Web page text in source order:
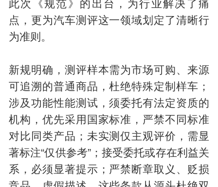
此次《规范》的出台，为行业解决了痛
点，更为汽车测评这一领域划定了清晰行
为准则。
新规明确，测评样本需为市场可购、来源
可追溯的普通商品，杜绝特殊定制样车；
涉及功能性能测试，须委托有法定资质的
机构，优先采用国家标准，严禁不同标准
对比同类产品；未实测仅主观评价，需显
著标注“仅供参考”；接受委托或存在利益关
系，必须显著提示；严禁断章取义、贬损